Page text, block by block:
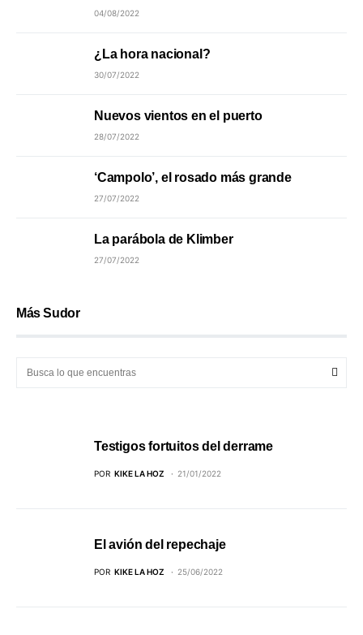
04/08/2022
¿La hora nacional?
30/07/2022
Nuevos vientos en el puerto
28/07/2022
‘Campolo’, el rosado más grande
27/07/2022
La parábola de Klimber
27/07/2022
Más Sudor
Testigos fortuitos del derrame
POR KIKE LA HOZ 21/01/2022
El avión del repechaje
POR KIKE LA HOZ 25/06/2022